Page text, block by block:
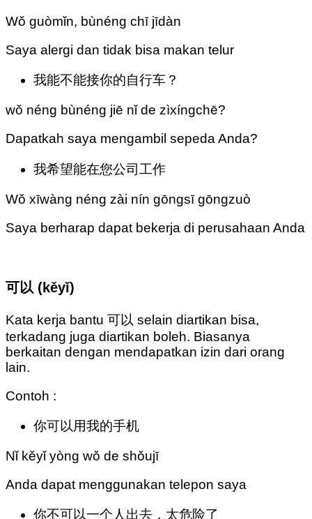
Wǒ guòmǐn, bùnéng chī jīdàn
Saya alergi dan tidak bisa makan telur
我能不能接你的自行车？
wǒ néng bùnéng jiē nǐ de zìxíngchē?
Dapatkah saya mengambil sepeda Anda?
我希望能在您公司工作
Wǒ xīwàng néng zài nín gōngsī gōngzuò
Saya berharap dapat bekerja di perusahaan Anda
可以 (kěyǐ)
Kata kerja bantu 可以 selain diartikan bisa,
terkadang juga diartikan boleh. Biasanya
berkaitan dengan mendapatkan izin dari orang
lain.
Contoh :
你可以用我的手机
Nǐ kěyǐ yòng wǒ de shǒujī
Anda dapat menggunakan telepon saya
你不可以一个人出去，太危险了